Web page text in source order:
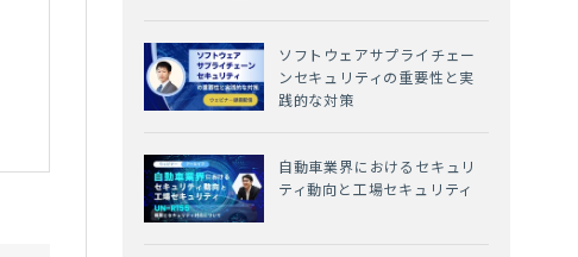
ソフトウェアサプライチェー
ンセキュリティの重要性と実
践的な対策
自動車業界におけるセキュリ
ティ動向と工場セキュリティ